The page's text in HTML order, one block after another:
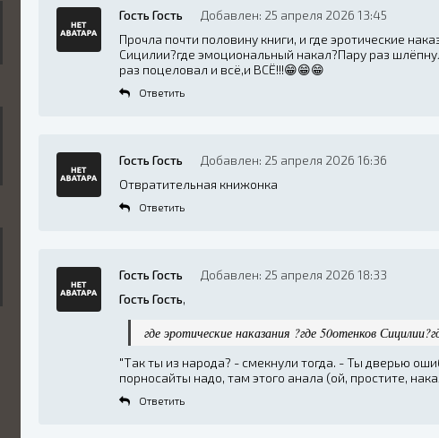
Гость Гость
Добавлен: 25 апреля 2026 13:45
Прочла почти половину книги, и где эротические
Сицилии?где эмоциональный накал?Пару раз
раз поцеловал и всё,и ВСЁ!!!😁😁😁
Ответить
Гость Гость
Добавлен: 25 апреля 2026 16:36
Отвратительная книжонка
Ответить
Гость Гость
Добавлен: 25 апреля 2026 18:33
Гость Гость,
где эротические наказания ?где 50отенков
"Так ты из народа? - смекнули тогда. - Ты дверью
порносайты надо, там этого анала (ой, простите,
Ответить